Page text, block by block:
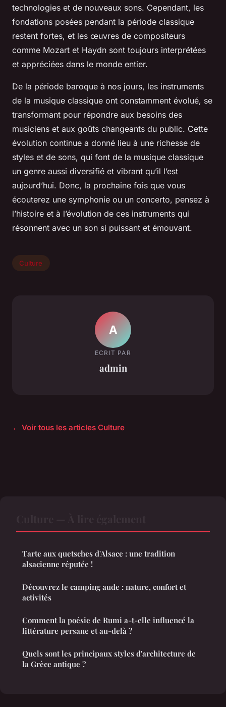
technologies et de nouveaux sons. Cependant, les
fondations posées pendant la période classique
restent fortes, et les œuvres de compositeurs
comme Mozart et Haydn sont toujours interprétées
et appréciées dans le monde entier.
De la période baroque à nos jours, les instruments
de la musique classique ont constamment évolué, se
transformant pour répondre aux besoins des
musiciens et aux goûts changeants du public. Cette
évolution continue a donné lieu à une richesse de
styles et de sons, qui font de la musique classique
un genre aussi diversifié et vibrant qu’il l’est
aujourd’hui. Donc, la prochaine fois que vous
écouterez une symphonie ou un concerto, pensez à
l’histoire et à l’évolution de ces instruments qui
résonnent avec un son si puissant et émouvant.
Culture
A
ECRIT PAR
admin
← Voir tous les articles Culture
Tarte aux quetsches d'Alsace : une tradition
alsacienne réputée !
Découvrez le camping aude : nature, confort et
activités
Comment la poésie de Rumi a-t-elle influencé la
littérature persane et au-delà ?
Quels sont les principaux styles d'architecture de
la Grèce antique ?